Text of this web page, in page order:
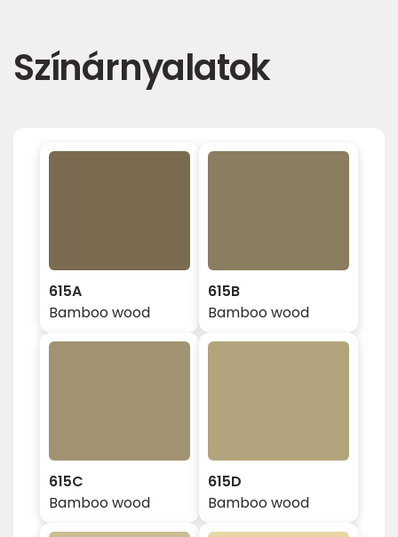
Színárnyalatok
615A
Bamboo wood
615B
Bamboo wood
615C
Bamboo wood
615D
Bamboo wood